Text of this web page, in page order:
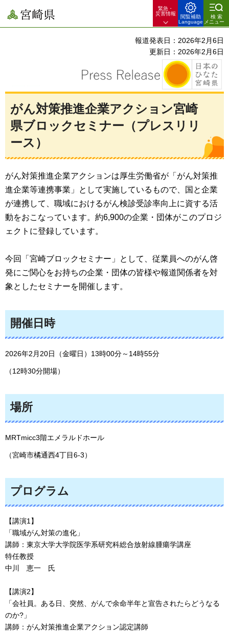
宮崎県
緊急・
災害情報
閲覧補助
Language
検索
メニュー
報道発表日：2026年2月6日
更新日：2026年2月6日
がん対策推進企業アクション宮崎
県ブロックセミナー（プレスリリ
ース）
がん対策推進企業アクションは厚生労働省が「がん対策推
進企業等連携事業」として実施しているもので、国と企業
が連携して、職域におけるがん検診受診率向上に資する活
動をおこなっています。約6,900の企業・団体がこのプロジ
ェクトに登録しています。
今回「宮崎ブロックセミナー」として、従業員へのがん啓
発にご関心をお持ちの企業・団体の皆様や報道関係者を対
象としたセミナーを開催します。
開催日時
2026年2月20日（金曜日）13時00分～14時55分
（12時30分開場）
場所
MRTmicc3階エメラルドホール
（宮崎市橘通西4丁目6-3）
プログラム
【講演1】
「職域がん対策の進化」
講師：東京大学大学院医学系研究科総合放射線腫瘍学講座
特任教授
中川
恵一 氏
【講演2】
「会社員。ある日、突然、がんで余命半年と宣告されたらどうなる
のか?」
講師：がん対策推進企業アクション認定講師